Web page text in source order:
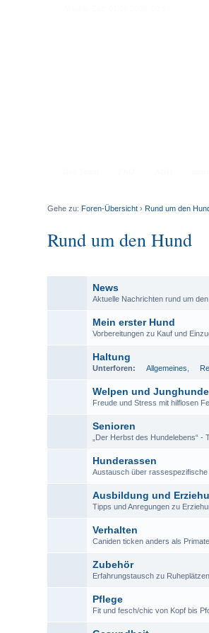
Gehe zu: Foren-Übersicht › Rund um den
Rund um den Hund
News
Aktuelle Nachrichten rund um
Mein erster Hund
Vorbereitungen zu Kauf und
Haltung
Unterforen: Allgemeines
Welpen und Junghunde
Freude und Stress mit hilflosen
Senioren
„Der Herbst des Hundelebens“ -
Hunderassen
Austausch über
Ausbildung und
Tipps und Anregungen zu
Verhalten
Caniden ticken anders als
Zubehör
Erfahrungstausch zu
Pflege
Fit und fesch/chic von Kopf bis